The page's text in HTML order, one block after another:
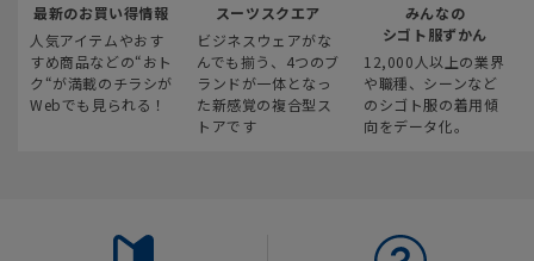
最新のお買い得情報
人気アイテムやおす
すめ商品などの“おト
ク“が満載のチラシが
Webでも見られる！
スーツスクエア
ビジネスウェアがな
んでも揃う、4つのブ
ランドが一体となっ
た新感覚の複合型ス
トアです
みんなの
シゴト服ずかん
12,000人以上の業界
や職種、シーンなど
のシゴト服の着用傾
向をデータ化。